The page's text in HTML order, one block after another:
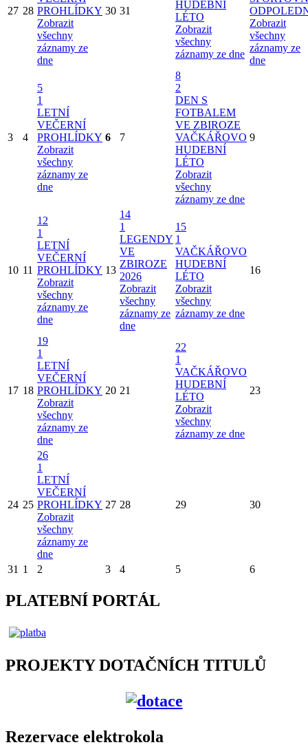
27 28 PROHLÍDKY
Zobrazit
všechny
záznamy ze
dne
30 31
HUDEBNÍ
LÉTO
Zobrazit
všechny
záznamy ze dne
Zobrazit
všechny
záznamy ze
dne
3 4
5
1
LETNÍ
VEČERNÍ
PROHLÍDKY
Zobrazit
všechny
záznamy ze
dne
6 7
8
2
DEN S
FOTBALEM
VE ZBIROZE
VAČKÁŘOVO
HUDEBNÍ
LÉTO
Zobrazit
všechny
záznamy ze dne
9
10 11
12
1
LETNÍ
VEČERNÍ
PROHLÍDKY
Zobrazit
všechny
záznamy ze
dne
13
14
1
LEGENDY
VE
ZBIROZE
2026
Zobrazit
všechny
záznamy ze
dne
15
1
VAČKÁŘOVO
HUDEBNÍ
LÉTO
Zobrazit
všechny
záznamy ze dne
16
17 18
19
1
LETNÍ
VEČERNÍ
PROHLÍDKY
Zobrazit
všechny
záznamy ze
dne
20 21
22
1
VAČKÁŘOVO
HUDEBNÍ
LÉTO
Zobrazit
všechny
záznamy ze dne
23
24 25
26
1
LETNÍ
VEČERNÍ
PROHLÍDKY
Zobrazit
všechny
záznamy ze
dne
27 28 29 30
31 1 2 3 4 5 6
PLATEBNÍ PORTÁL
PROJEKTY DOTAČNÍCH TITULŮ
Rezervace elektrokola